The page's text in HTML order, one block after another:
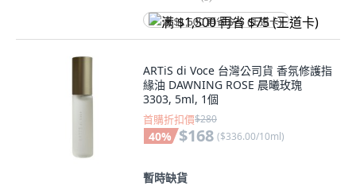
满 $1,500 再省 $75 (王道卡)
ARTiS di Voce 台灣公司貨 香氛修護指
緣油 DAWNING ROSE 晨曦玫瑰
3303, 5ml, 1個
首購折扣價$280
40% $168 ($336.00/10ml)
暫時缺貨